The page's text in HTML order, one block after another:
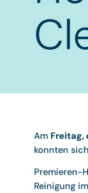
Am Freitag,
konnten
Premieren-
Reinigung